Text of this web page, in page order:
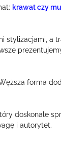
krawat czy
stylizacjami, a
forma
doskonale
i autorytet.